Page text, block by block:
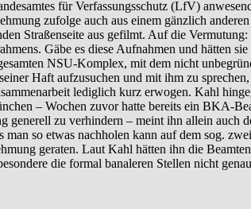
für Verfassungsschutz (LfV)
zufolge auch aus einem gänzlich
Straßenseite aus gefilmt. Auf die
Gäbe es diese Aufnahmen und hätten
NSU-Komplex, mit dem nicht
Haft aufzusuchen und mit ihm zu
lediglich kurz erwogen. Kahl
– Wochen zuvor hatte bereits ein BKA-
zu verhindern – meint ihn allein auch
so etwas nachholen kann auf dem sog.
geraten. Laut Kahl hätten ihn die
die formal banaleren Stellen nicht